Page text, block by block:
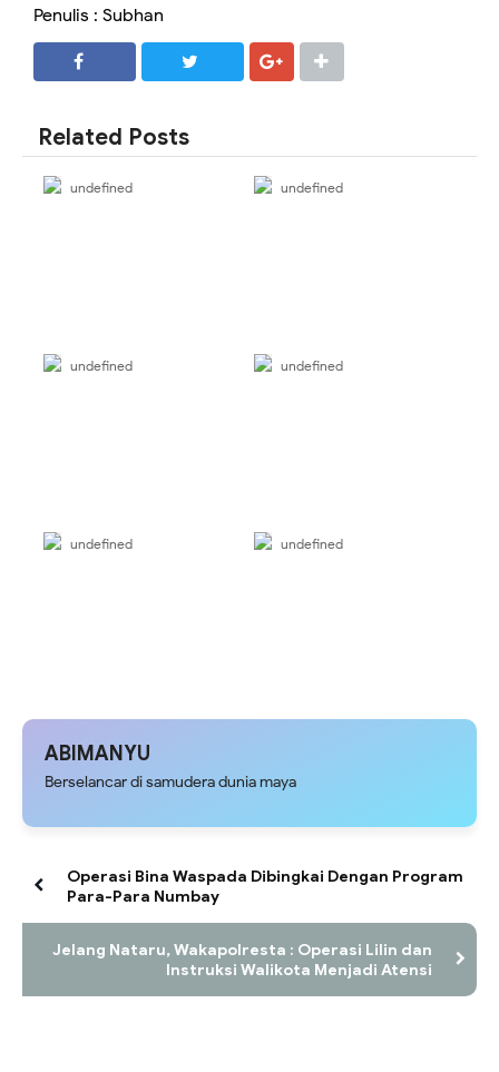
Penulis : Subhan
Related Posts
undefined undefined
undefined undefined
undefined undefined
ABIMANYU
Berselancar di samudera dunia maya
Operasi Bina Waspada Dibingkai Dengan Program
Para-Para Numbay
Jelang Nataru, Wakapolresta : Operasi Lilin dan
Instruksi Walikota Menjadi Atensi